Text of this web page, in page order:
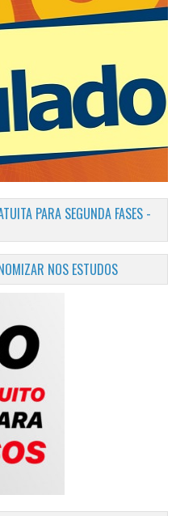
PARA SEGUNDA FASES -
NOS ESTUDOS